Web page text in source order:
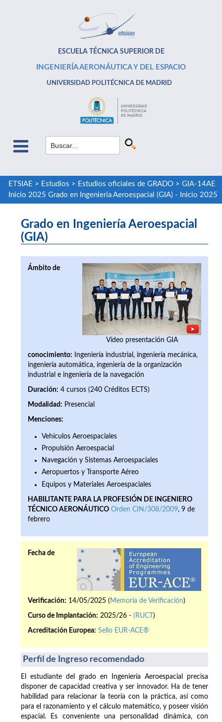
ESCUELA TÉCNICA SUPERIOR DE
INGENIERÍA AERONÁUTICA Y DEL ESPACIO
UNIVERSIDAD POLITÉCNICA DE MADRID
ETSIAE > Estudios > Estudios oficiales de GRADO> GIA-14AE
Inicio 2025 Grado en Ingeniería Aeroespacial (GIA) - Inicio 2025
Grado en Ingeniería Aeroespacial
(GIA)
Vídeo presentación GIA
Ámbito de
conocimiento: Ingeniería industrial, ingeniería mecánica,
ingeniería automática, ingeniería de la organización
industrial e ingeniería de la navegación
Duración: 4 cursos (240 Créditos ECTS)
Modalidad: Presencial
Menciones:
Vehículos Aeroespaciales
Propulsión Aeroespacial
Navegación y Sistemas Aeroespaciales
Aeropuertos y Transporte Aéreo
Equipos y Materiales Aeroespaciales
HABILITANTE PARA LA PROFESIÓN DE INGENIERO
TÉCNICO AERONÁUTICO Orden CIN/308/2009, 9 de
febrero
Fecha de
Verificación: 14/05/2025 ( Memoria de Verificación)
Curso de Implantación: 2025/26 - (RUCT )
Acreditación Europea: Sello EUR-ACE®
Perfil de Ingreso recomendado
El estudiante del grado en Ingeniería Aeroespacial precisa
disponer de capacidad creativa y ser innovador. Ha de tener
habilidad para relacionar la teoría con la práctica, así como
para el razonamiento y el cálculo matemático, y poseer visión
espacial. Es conveniente una personalidad dinámica, con